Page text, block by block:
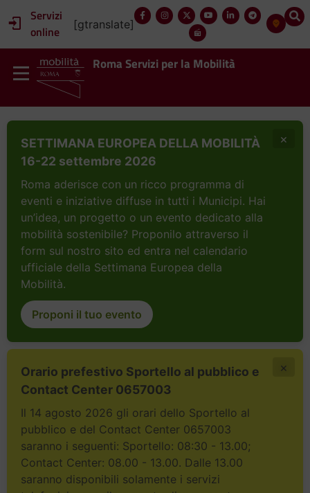
Servizi
online
[gtranslate]
Roma Servizi per la Mobilità
SETTIMANA EUROPEA DELLA MOBILITÀ
16-22 settembre 2026
Roma aderisce con un ricco programma di
eventi e iniziative diffuse in tutti i Municipi. Hai
un’idea, un progetto o un evento dedicato alla
mobilità sostenibile? Proponilo attraverso il
form sul nostro sito ed entra nel calendario
ufficiale della Settimana Europea della
Mobilità.
Proponi il tuo evento
×
Orario prefestivo Sportello al pubblico e
Contact Center 0657003
Il 14 agosto 2026 gli orari dello Sportello al
pubblico e del Contact Center 0657003
saranno i seguenti: Sportello: 08:30 - 13.00;
Contact Center: 08.00 - 13.00. Dalle 13.00
saranno disponibili solamente i servizi
×